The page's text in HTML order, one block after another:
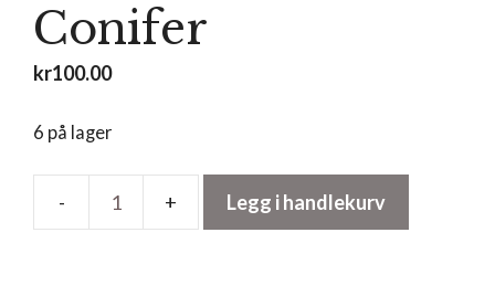
Conifer
kr100.00
6 på lager
Conifer
Legg i handlekurv